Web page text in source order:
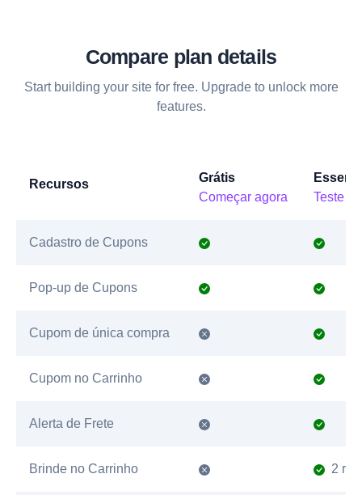
Compare plan details
Start building your site for free. Upgrade to unlock more
features.
Recursos
Grátis
Começar agora
Teste
Cadastro de Cupons
Pop-up de Cupons
Cupom de única compra
Cupom no Carrinho
Alerta de Frete
Brinde no Carrinho 2